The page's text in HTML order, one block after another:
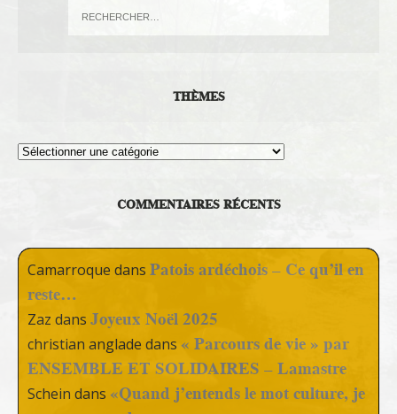
THÈMES
Thèmes
COMMENTAIRES RÉCENTS
Camarroque dans Patois ardéchois – Ce qu’il en
reste…
Zaz dans Joyeux Noël 2025
christian anglade dans « Parcours de vie » par
ENSEMBLE ET SOLIDAIRES – Lamastre
Schein dans «Quand j’entends le mot culture, je